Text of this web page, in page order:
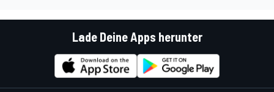
Lade Deine Apps herunter